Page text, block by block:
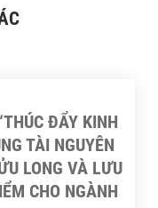
ĐẨY KINH
TÀI NGUYÊN
LONG VÀ LƯU
CHO NGÀNH